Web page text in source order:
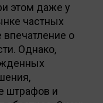
этом даже у
частных
о
Однако,
штрафов и